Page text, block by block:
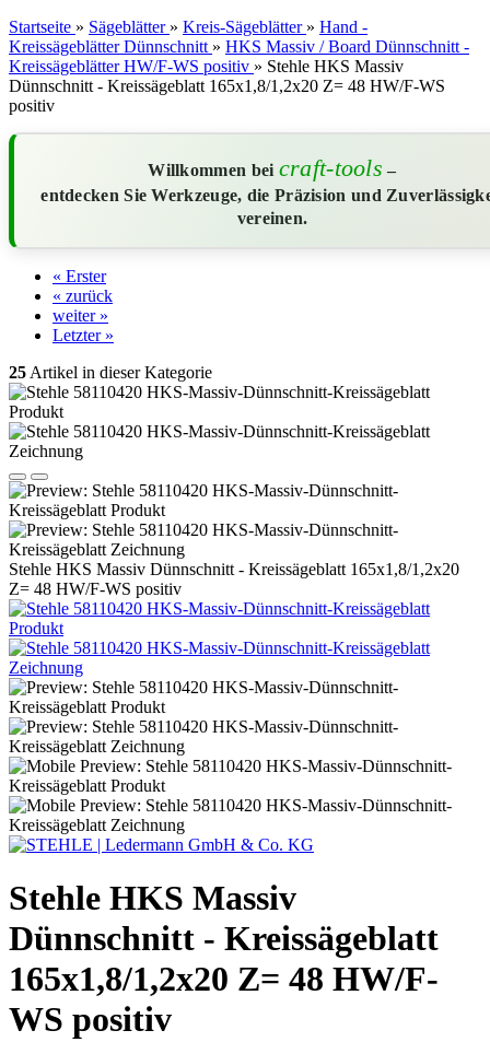
Startseite » Sägeblätter » Kreis-Sägeblätter » Hand -
Kreissägeblätter Dünnschnitt » HKS Massiv / Board Dünnschnitt -
Kreissägeblätter HW/F-WS positiv » Stehle HKS Massiv
Dünnschnitt - Kreissägeblatt 165x1,8/1,2x20 Z= 48 HW/F-WS
positiv
Willkommen bei craft-tools –
entdecken Sie Werkzeuge, die Präzision und
vereinen.
« Erster
« zurück
weiter »
Letzter »
25 Artikel in dieser Kategorie
Stehle HKS Massiv Dünnschnitt - Kreissägeblatt 165x1,8/1,2x20
Z= 48 HW/F-WS positiv
Stehle HKS Massiv
Dünnschnitt - Kreissägeblatt
165x1,8/1,2x20 Z= 48 HW/F-
WS positiv